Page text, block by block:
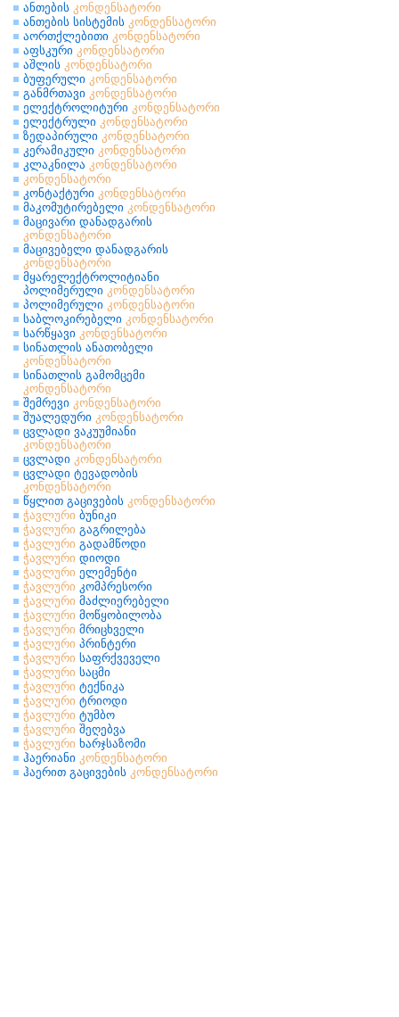
ანთების კონდენსატორი
ანთების სისტემის კონდენსატორი
აორთქლებითი კონდენსატორი
აფსკური კონდენსატორი
აშლის კონდენსატორი
ბუფერული კონდენსატორი
განმრთავი კონდენსატორი
ელექტროლიტური კონდენსატორი
ელექტრული კონდენსატორი
ზედაპირული კონდენსატორი
კერამიკული კონდენსატორი
კლაკნილა კონდენსატორი
კონდენსატორი
კონტაქტური კონდენსატორი
მაკომუტირებელი კონდენსატორი
მაცივარი დანადგარის
კონდენსატორი
მაცივებელი დანადგარის
კონდენსატორი
მყარელექტროლიტიანი
პოლიმერული კონდენსატორი
პოლიმერული კონდენსატორი
საბლოკირებელი კონდენსატორი
სარწყავი კონდენსატორი
სინათლის ანათობელი
კონდენსატორი
სინათლის გამომცემი
კონდენსატორი
შემრევი კონდენსატორი
შუალედური კონდენსატორი
ცვლადი ვაკუუმიანი
კონდენსატორი
ცვლადი კონდენსატორი
ცვლადი ტევადობის
კონდენსატორი
წყლით გაცივების კონდენსატორი
ჭავლური ბუნიკი
ჭავლური გაგრილება
ჭავლური გადამწოდი
ჭავლური დიოდი
ჭავლური ელემენტი
ჭავლური კომპრესორი
ჭავლური მაძლიერებელი
ჭავლური მოწყობილობა
ჭავლური მრიცხველი
ჭავლური პრინტერი
ჭავლური საფრქვეველი
ჭავლური საცმი
ჭავლური ტექნიკა
ჭავლური ტრიოდი
ჭავლური ტუმბო
ჭავლური შეღებვა
ჭავლური ხარჯსაზომი
ჰაერიანი კონდენსატორი
ჰაერით გაცივების კონდენსატორი